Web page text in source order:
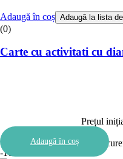
Adaugă în coș Adaugă la lista
(0)
Carte cu activitati cu
Prețul
Prețul
Adaugă în coș
-10%